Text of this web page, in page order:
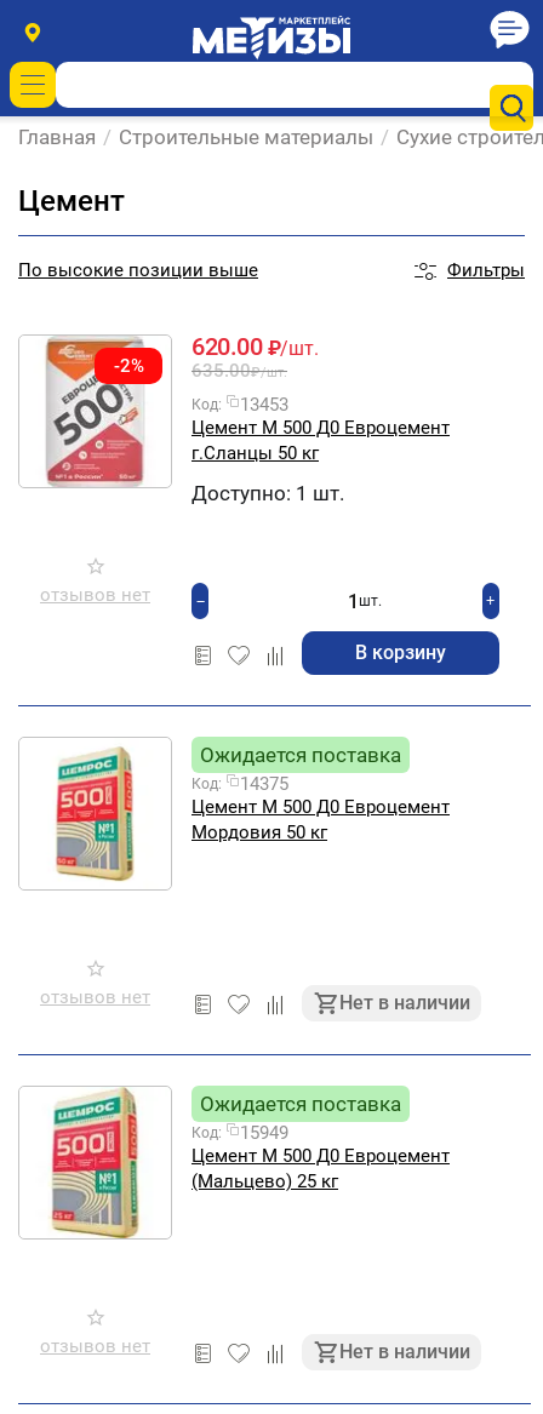
Главная / Строительные материалы / Сухие
Цемент
По высокие позиции выше Фильтры
-2%
отзывов нет
620.00 ₽/шт.
635.00₽/шт.
Код:
13453
Цемент М 500 Д0 Евроцемент
г.Сланцы 50 кг
Доступно: 1 шт.
+
шт.
−
В корзину
отзывов нет
Ожидается поставка
Код:
14375
Цемент М 500 Д0 Евроцемент
Мордовия 50 кг
Нет в наличии
отзывов нет
Ожидается поставка
Код:
15949
Цемент М 500 Д0 Евроцемент
(Мальцево) 25 кг
Нет в наличии